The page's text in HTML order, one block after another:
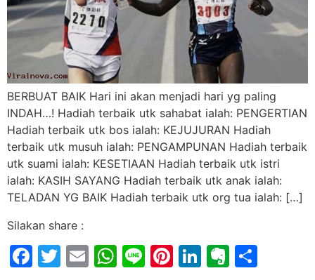
BERBUAT BAIK Hari ini akan menjadi hari yg paling
INDAH…! Hadiah terbaik utk sahabat ialah: PENGERTIAN
Hadiah terbaik utk bos ialah: KEJUJURAN Hadiah
terbaik utk musuh ialah: PENGAMPUNAN Hadiah terbaik
utk suami ialah: KESETIAAN Hadiah terbaik utk istri
ialah: KASIH SAYANG Hadiah terbaik utk anak ialah:
TELADAN YG BAIK Hadiah terbaik utk org tua ialah: […]
Silakan share :
Facebook
Twitter
EmailWhatsApp
LinePinterest
LinkedIn